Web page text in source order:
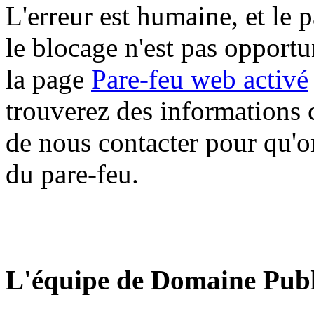
L'erreur est humaine, et le
le blocage n'est pas
la page Pare-feu web activé
trouverez des informations
de nous contacter pour
du pare-feu.
L'équipe de Domaine